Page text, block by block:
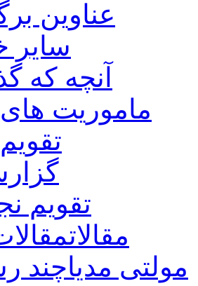
عناوین
سایر
آنچه که
ماموریت های
تقویم
مقالات
مولتی مدیاچند